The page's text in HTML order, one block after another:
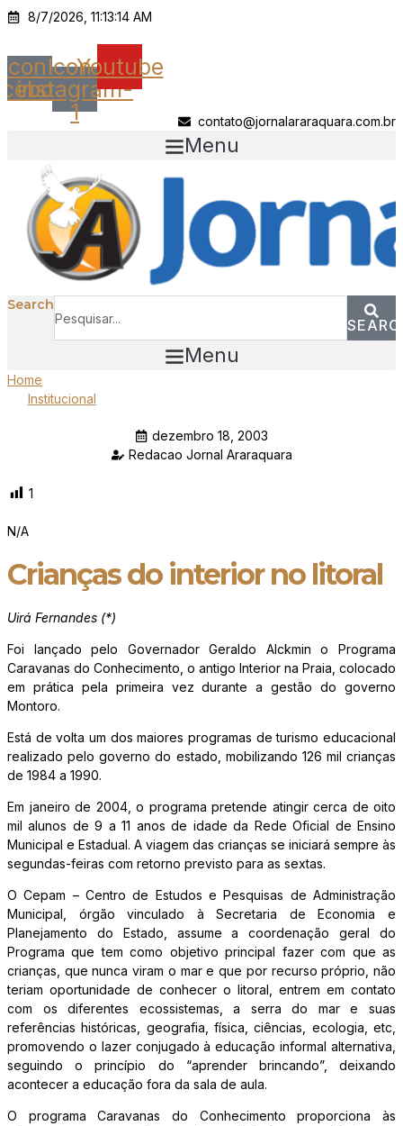
Ir
o
conteúdo
8/7/2026, 11:13:14 AM
Icon-Icon-
instagram-
1
Youtube
contato@jornalararaquara.com.br
Menu
Search
Menu
Home
Institucional
dezembro 18, 2003
Redacao Jornal Araraquara
1
N/A
Crianças do interior no litoral
Uirá Fernandes (*)
Foi lançado pelo Governador Geraldo Alckmin o Programa
Caravanas do Conhecimento, o antigo Interior na Praia, colocado
em prática pela primeira vez durante a gestão do governo
Montoro.
Está de volta um dos maiores programas de turismo educacional
realizado pelo governo do estado, mobilizando 126 mil crianças
de 1984 a 1990.
Em janeiro de 2004, o programa pretende atingir cerca de oito
mil alunos de 9 a 11 anos de idade da Rede Oficial de Ensino
Municipal e Estadual. A viagem das crianças se iniciará sempre às
segundas-feiras com retorno previsto para as sextas.
O Cepam – Centro de Estudos e Pesquisas de Administração
Municipal, órgão vinculado à Secretaria de Economia e
Planejamento do Estado, assume a coordenação geral do
Programa que tem como objetivo principal fazer com que as
crianças, que nunca viram o mar e que por recurso próprio, não
teriam oportunidade de conhecer o litoral, entrem em contato
com os diferentes ecossistemas, a serra do mar e suas
referências históricas, geografia, física, ciências, ecologia, etc,
promovendo o lazer conjugado à educação informal alternativa,
seguindo o princípio do “aprender brincando”, deixando
acontecer a educação fora da sala de aula.
O programa Caravanas do Conhecimento proporciona às